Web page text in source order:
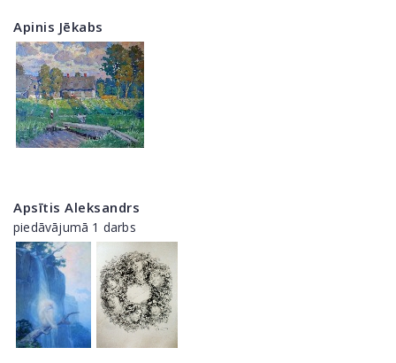
Apinis Jēkabs
Apsītis Aleksandrs
piedāvājumā 1 darbs